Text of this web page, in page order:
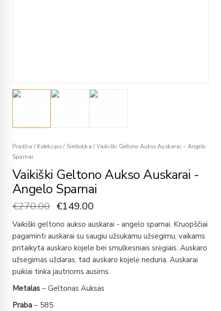
Pradžia / Kolekcijos / Simbolika /Vaikiški Geltono Aukso Auskarai – Angelo
Sparnai
Vaikiški Geltono Aukso Auskarai -
Angelo Sparnai
€270.00 €149.00
Vaikiški geltono aukso auskarai - angelo sparnai. Kruopščiai
pagaminti auskarai su saugiu užsukamu užsegimu, vaikams
pritaikyta auskaro kojele bei smulkesniais srėgiais. Auskaro
užsegimas uždaras, tad auskaro kojelė neduria. Auskarai
puikiai tinka jautrioms ausims.
Metalas – Geltonas Auksas
Praba – 585